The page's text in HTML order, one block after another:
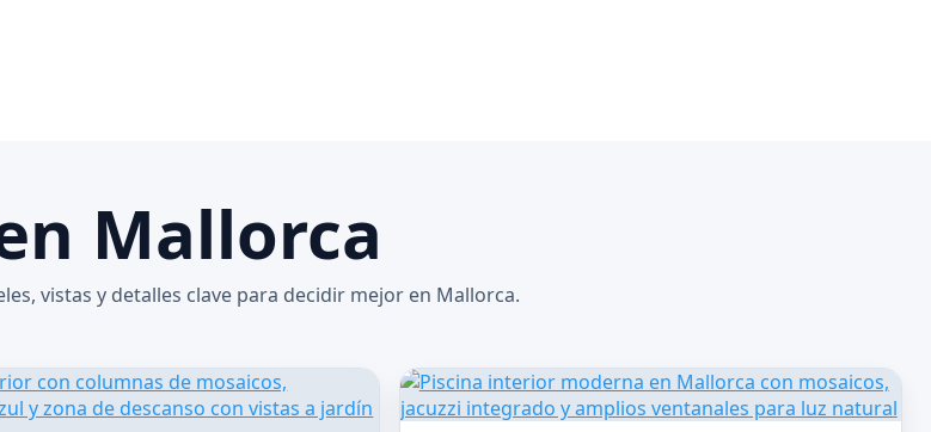
Mallorca
vistas y detalles clave para decidir mejor en Mallorca.